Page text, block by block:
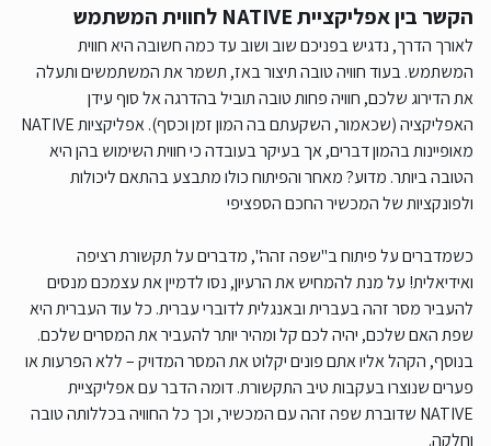
הקשר בין אפליקציית NATIVE לחווית המשתמש
לאורך הדרך, נדגיש בפניכם שוב ושוב עד כמה חשובה היא חווית
המשתמש. בעוד חוויה טובה תיצור באז, תשמר את המשתמשים ותעלה
את הדירוג שלכם, חוויה פחות טובה תוביל בהדרגה אל סוף עידן
האפליקציה (שכאמור, השקעתם בה המון זמן וכסף). אפליקציות NATIVE
מאופיינות בהמון דברים, אך בעיקר בעובדה כי חווית השימוש בהן היא
הטובה ביותר. מדוע? מאחר והפיתוח כולו מתבצע בהתאם ליכולות
ולפונקציות של המכשיר החכם הספציפי
כשמדברים על פיתוח ב"שפה זהה", מדברים על תקשורת רציפה
ואידיאלית! על מנת להמחיש את הרעיון, נסו לדמיין את עצמכם מנסים
להעביר מסר זהה בעברית ובאנגלית לדוברי עברית. כל עוד העברית היא
שפת האם שלכם, יהיה לכם קל ומהיר יותר להעביר את המסרים שלכם.
בנוסף, הקהל אליו אתם פונים יקלוט את המסר המדויק – ללא הפרעות או
פערים שנוצרו בעקבות טיב התקשורת. דומה הדבר עם אפליקציית
NATIVE שדוברת שפה זהה עם המכשיר, וכך כל החוויה בכללותה טובה
וחלקה.